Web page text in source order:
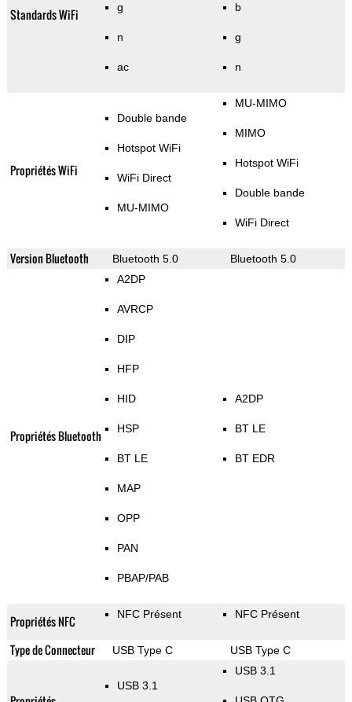
Standards WiFi g
n
ac
b
g
n
Propriétés WiFi
Double bande
Hotspot WiFi
WiFi Direct
MU-MIMO
MU-MIMO
MIMO
Hotspot WiFi
Double bande
WiFi Direct
Version Bluetooth Bluetooth 5.0 Bluetooth 5.0
Propriétés Bluetooth
A2DP
AVRCP
DIP
HFP
HID
HSP
BT LE
MAP
OPP
PAN
PBAP/PAB
A2DP
BT LE
BT EDR
Propriétés NFC NFC Présent NFC Présent
Type de Connecteur USB Type C USB Type C
USB 3.1
USB 3.1